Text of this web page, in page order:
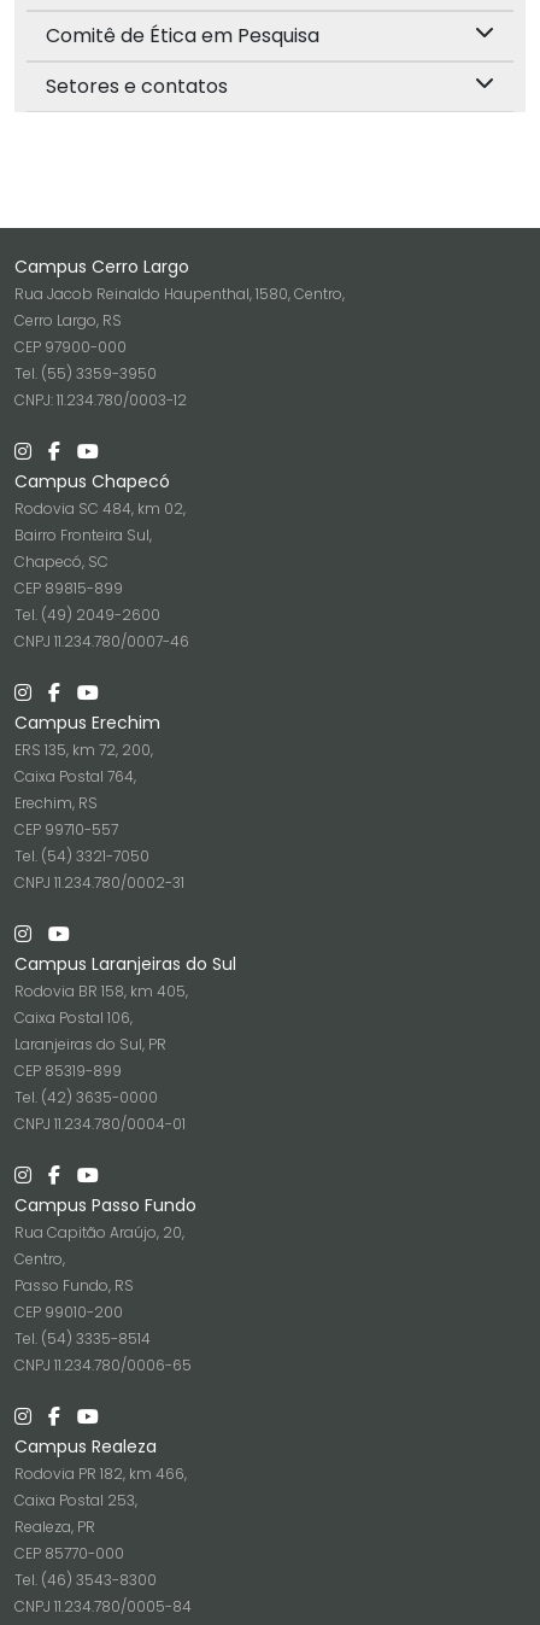
Comitê de Ética em Pesquisa
Setores e contatos
Campus Cerro Largo
Rua Jacob Reinaldo Haupenthal, 1580, Centro,
Cerro Largo, RS
CEP 97900-000
Tel. (55) 3359-3950
CNPJ: 11.234.780/0003-12
Campus Chapecó
Rodovia SC 484, km 02,
Bairro Fronteira Sul,
Chapecó, SC
CEP 89815-899
Tel. (49) 2049-2600
CNPJ 11.234.780/0007-46
Campus Erechim
ERS 135, km 72, 200,
Caixa Postal 764,
Erechim, RS
CEP 99710-557
Tel. (54) 3321-7050
CNPJ 11.234.780/0002-31
Campus Laranjeiras do Sul
Rodovia BR 158, km 405,
Caixa Postal 106,
Laranjeiras do Sul, PR
CEP 85319-899
Tel. (42) 3635-0000
CNPJ 11.234.780/0004-01
Campus Passo Fundo
Rua Capitão Araújo, 20,
Centro,
Passo Fundo, RS
CEP 99010-200
Tel. (54) 3335-8514
CNPJ 11.234.780/0006-65
Campus Realeza
Rodovia PR 182, km 466,
Caixa Postal 253,
Realeza, PR
CEP 85770-000
Tel. (46) 3543-8300
CNPJ 11.234.780/0005-84